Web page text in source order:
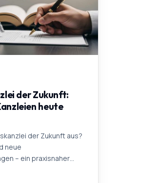
der Zukunft:
heute
der Zukunft aus?
neue
– ein praxisnaher